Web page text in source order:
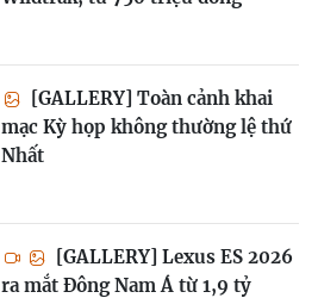
[GALLERY] Toàn cảnh khai
mạc Kỳ họp không thường lệ thứ
Nhất
[GALLERY] Lexus ES 2026
ra mắt Đông Nam Á từ 1,9 tỷ